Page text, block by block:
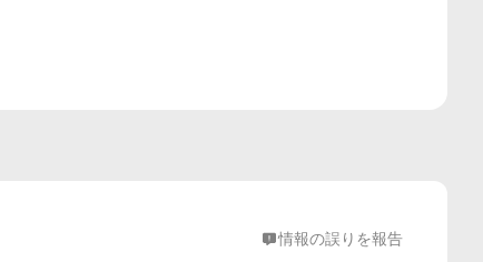
情報の誤りを報告